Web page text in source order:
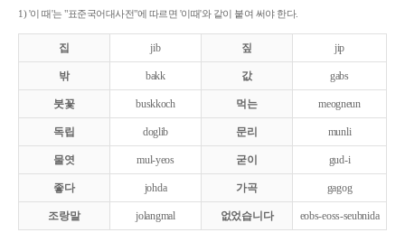
1) '이 때'는 "표준국어대사전"에 따르면 '이때'와 같이 붙여 써야 한다.
집 jib 짚 jip
밖 bakk 값 gabs
붓꽃 buskkoch 먹는 meogneun
독립 doglib 문리 munli
물엿 mul-yeos 굳이 gud-i
좋다 johda 가곡 gagog
조랑말 jolangmal 없었습니다 eobs-eoss-seubnida